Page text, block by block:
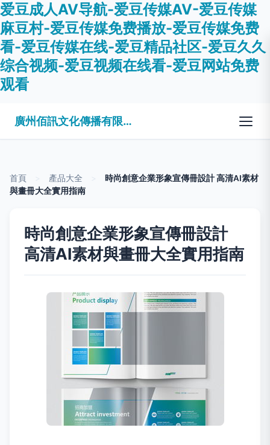
爱豆成人AV导航-爱豆传媒AV-爱豆传媒
麻豆村-爱豆传媒免费播放-爱豆传媒免费
看-爱豆传媒在线-爱豆精品社区-爱豆久久
综合视频-爱豆视频在线看-爱豆网站免费
观看
廣州佰訊文化傳播有限公司
首頁 產品大全
時尚創意企業形象宣傳冊設計 高清AI素材
與畫冊大全實用指南
時尚創意企業形象宣傳冊設計
高清AI素材與畫冊大全實用指南